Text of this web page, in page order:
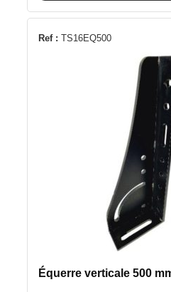
Ref : TS16EQ500
Équerre verticale 500